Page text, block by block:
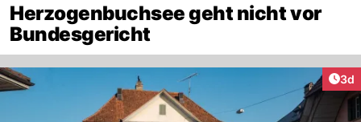
Herzogenbuchsee geht nicht vor
Bundesgericht
3d